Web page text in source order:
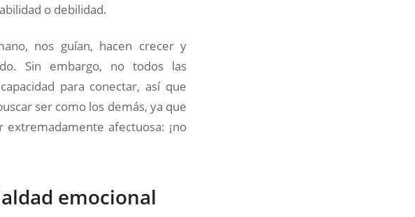
o debilidad.
nos guían, hacen crecer y
Sin embargo, no todos las
para conectar, así que
ser como los demás, ya que
afectuosa: ¡no
emocional